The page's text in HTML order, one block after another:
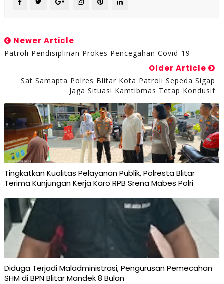
Newer Article
Patroli Pendisiplinan Prokes Pencegahan Covid-19
Older Article
Sat Samapta Polres Blitar Kota Patroli Sepeda Sigap
Jaga Situasi Kamtibmas Tetap Kondusif
Tingkatkan Kualitas Pelayanan Publik, Polresta Blitar
Terima Kunjungan Kerja Karo RPB Srena Mabes Polri
Diduga Terjadi Maladministrasi, Pengurusan Pemecahan
SHM di BPN Blitar Mandek 8 Bulan